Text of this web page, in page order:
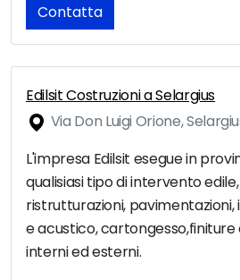
Contatta
Edilsit Costruzioni a Selargius
Via Don Luigi Orione,
L'impresa Edilsit esegue in
qualisiasi tipo di intervento
ristrutturazioni,
e acustico,
interni ed esterni.